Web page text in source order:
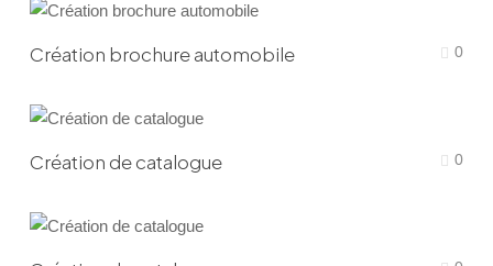
Création brochure automobile 0
Création de catalogue 0